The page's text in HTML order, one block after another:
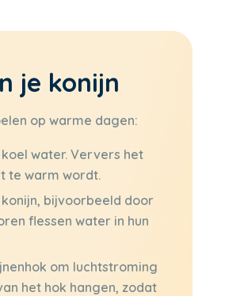
je konijn
op warme dagen:
water. Ververs het
te warm wordt.
bijvoorbeeld door
flessen water in hun
om luchtstroming
het hok hangen, zodat